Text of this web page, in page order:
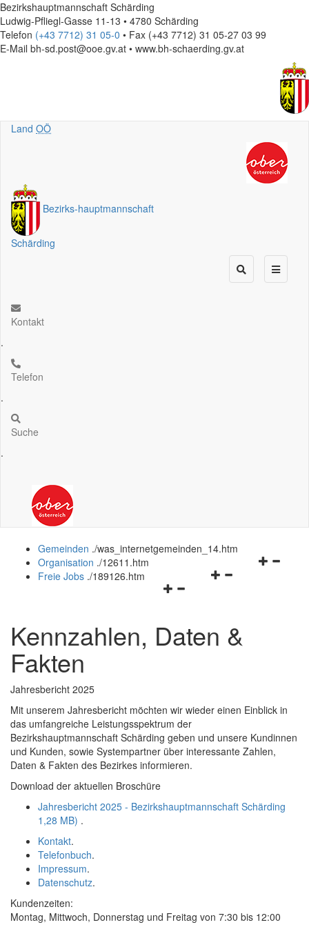
Bezirkshauptmannschaft Schärding
Ludwig-Pfliegl-Gasse 11-13 • 4780 Schärding
Telefon (+43 7712) 31 05-0 • Fax (+43 7712) 31 05-27 03 99
E-Mail bh-sd.post@ooe.gv.at • www.bh-schaerding.gv.at
Land OÖ
Bezirks-hauptmannschaft
Schärding
Kontakt
.
Telefon
.
Suche
.
Gemeinden ./was_internetgemeinden_14.htm
Navigationsmenü
Organisation ./12611.htm
Navigationsmenü
schließen
Freie Jobs ./189126.htm
Kennzahlen, Daten &
Fakten
Jahresbericht 2025
Mit unserem Jahresbericht möchten wir wieder einen Einblick in
das umfangreiche Leistungsspektrum der
Bezirkshauptmannschaft Schärding geben und unsere Kundinnen
und Kunden, sowie Systempartner über interessante Zahlen,
Daten & Fakten des Bezirkes informieren.
Download der aktuellen Broschüre
Jahresbericht 2025 - Bezirkshauptmannschaft Schärding
1,28 MB) .
Kontakt.
Telefonbuch.
Impressum.
Datenschutz.
Kundenzeiten:
Montag, Mittwoch, Donnerstag und Freitag von 7:30 bis 12:00